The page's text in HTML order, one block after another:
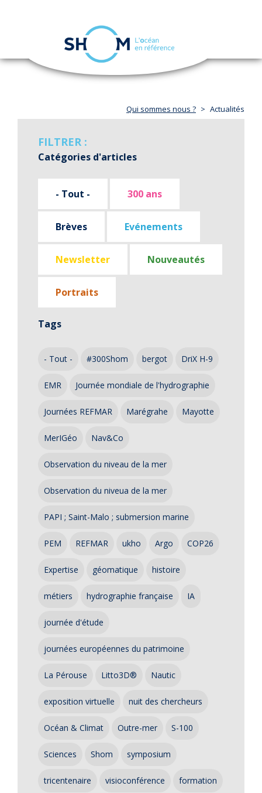
Aller
navigation
Qui sommes nous ? Actualités
FILTRER :
Catégories d'articles
- Tout - 300 ans
Brèves Evénements
Newsletter Nouveautés
Portraits
Tags
- Tout - #300Shom bergot DriX H-9
EMR Journée mondiale de l'hydrographie
Journées REFMAR Marégrahe Mayotte
MerIGéo Nav&Co
Observation du niveau de la mer
Observation du niveua de la mer
PAPI ; Saint-Malo ; submersion marine
PEM REFMAR ukho Argo COP26
Expertise géomatique histoire
métiers hydrographie française IA
journée d'étude
journées européennes du patrimoine
La Pérouse Litto3D® Nautic
exposition virtuelle nuit des chercheurs
Océan & Climat Outre-mer S-100
Sciences Shom symposium
tricentenaire visioconférence formation